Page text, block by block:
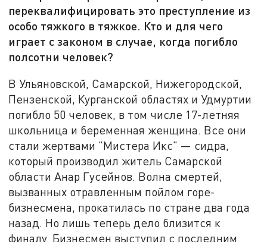
переквалифицировать это преступление из
особо тяжкого в тяжкое. Кто и для чего
играет с законом в случае, когда погибло
полсотни человек?
В Ульяновской, Самарской, Нижегородской,
Пензенской, Курганской областях и Удмуртии
погибло 50 человек, в том числе 17-летняя
школьница и беременная женщина. Все они
стали жертвами "Мистера Икс" — сидра,
который производил житель Самарской
области Анар Гусейнов. Волна смертей,
вызванных отравленным пойлом горе-
бизнесмена, прокатилась по стране два года
назад. Но лишь теперь дело близится к
финалу. Бизнесмен выступил с последним